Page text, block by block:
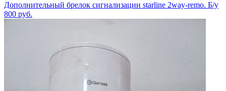
Дополнительный брелок сигнализации starline 2way-remo. Б/у
800 руб.